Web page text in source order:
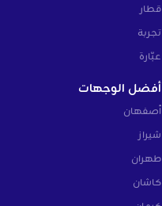
قطار
تجربة
عبّارة
أفضل الوجهات
أصفهان
شيراز
طهران
كاشان